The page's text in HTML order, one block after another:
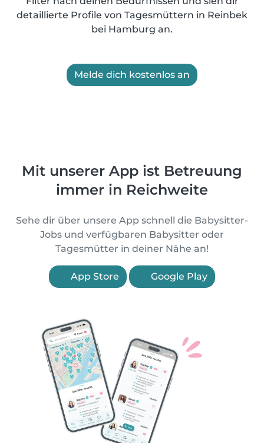
detaillierte Profile von Tagesmüttern in Reinbek
bei Hamburg an.
Melde dich kostenlos an
Mit unserer App ist Betreuung
immer in Reichweite
Sehe dir über unsere App schnell die Babysitter-
Jobs und verfügbaren Babysitter oder
Tagesmütter in deiner Nähe an!
App Store Google Play